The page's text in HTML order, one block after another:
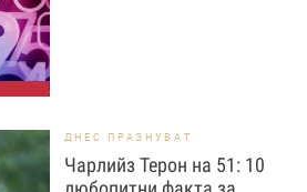
ДНЕС ПРАЗНУВАТ
Чарлийз Терон на 51: 10